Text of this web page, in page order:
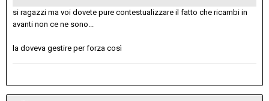
si ragazzi ma voi dovete pure contestualizzare il fatto che ricambi in
avanti non ce ne sono...
la doveva gestire per forza così